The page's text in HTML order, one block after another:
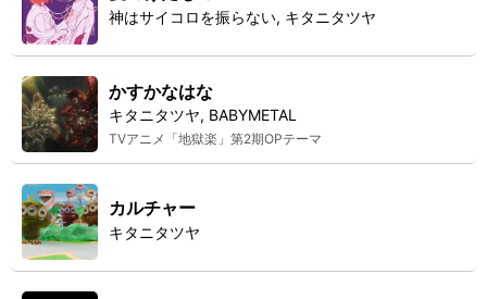
神はサイコロを振らない, キタニタツヤ
かすかなはな
キタニタツヤ, BABYMETAL
TVアニメ「地獄楽」第2期OPテーマ
カルチャー
キタニタツヤ